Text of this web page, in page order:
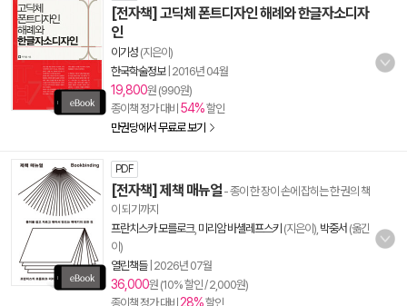
[전자책] 고딕체 폰트디자인 해례와 한글자소디자
인
이기성 (지은이)
한국학술정보| 2016년 04월
19,800원 (990원)
종이책 정가 대비 54%할인
만권당에서 무료로 보기
PDF
[전자책] 제책 매뉴얼 - 종이 한 장이 손에 잡히는 한 권의 책
이 되기까지
프란치스카 모를로크, 미리암 바셸레프스키 (지은이), 박중서 (옮긴
이)
열린책들| 2026년 07월
36,000원 (10% 할인 / 2,000원)
종이책 정가 대비 28%할인